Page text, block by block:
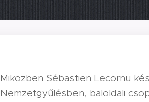
Miközben Sébastien Lecornu
Nemzetgyűlésben, baloldali